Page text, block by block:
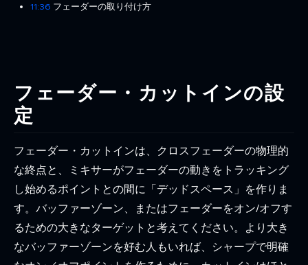
11:36 フェーダーの取り付け方
フェーダー・カットインの設
定
フェーダー・カットインは、クロスフェーダーの物理的
な終点と、ミキサーがフェーダーの動きをトラッキング
し始めるポイントとの間に「デッドスペース」を作りま
す。バッファーゾーン、またはフェーダーをオン/オフす
るための大きなターゲットと考えてください。より大き
なバッファーゾーンを好む人もいれば、シャープで明確